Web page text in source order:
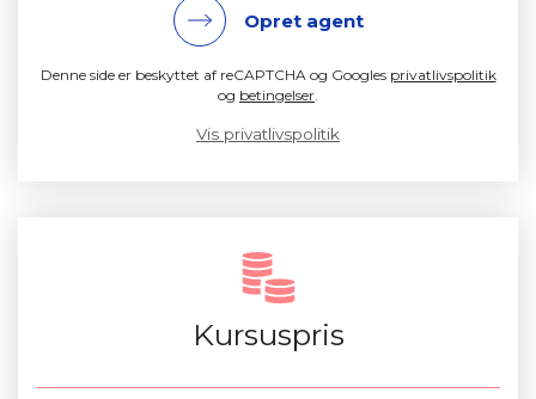
Opret agent
Denne side er beskyttet af reCAPTCHA og Googles privatlivspolitik
og betingelser.
Vis privatlivspolitik
Kursuspris